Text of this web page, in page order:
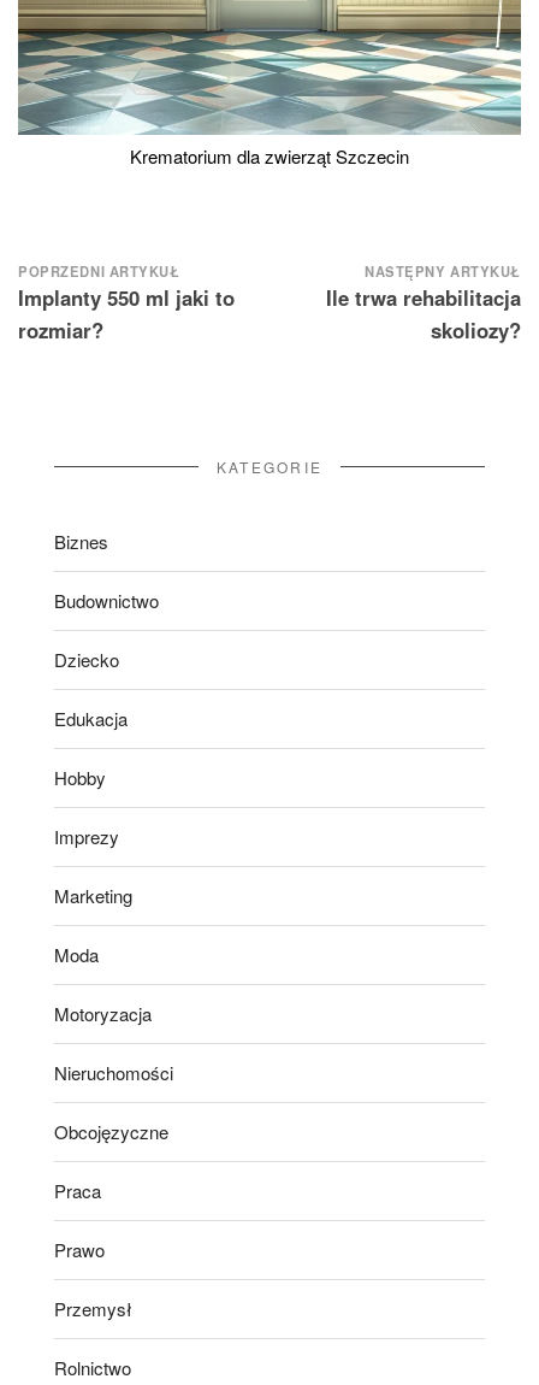
Krematorium dla zwierząt Szczecin
Nawigacja
wpisu
POPRZEDNI ARTYKUŁ
Implanty 550 ml jaki to
rozmiar?
NASTĘPNY ARTYKUŁ
Ile trwa rehabilitacja
skoliozy?
KATEGORIE
Biznes
Budownictwo
Dziecko
Edukacja
Hobby
Imprezy
Marketing
Moda
Motoryzacja
Nieruchomości
Obcojęzyczne
Praca
Prawo
Przemysł
Rolnictwo